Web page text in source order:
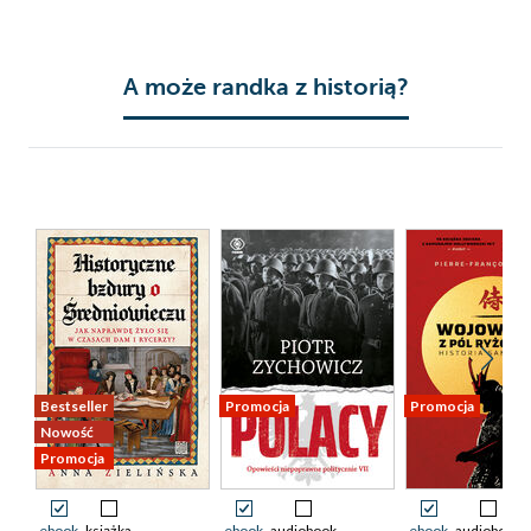
A może randka z historią?
Bestseller
Nowość
Promocja
Promocja Promocja